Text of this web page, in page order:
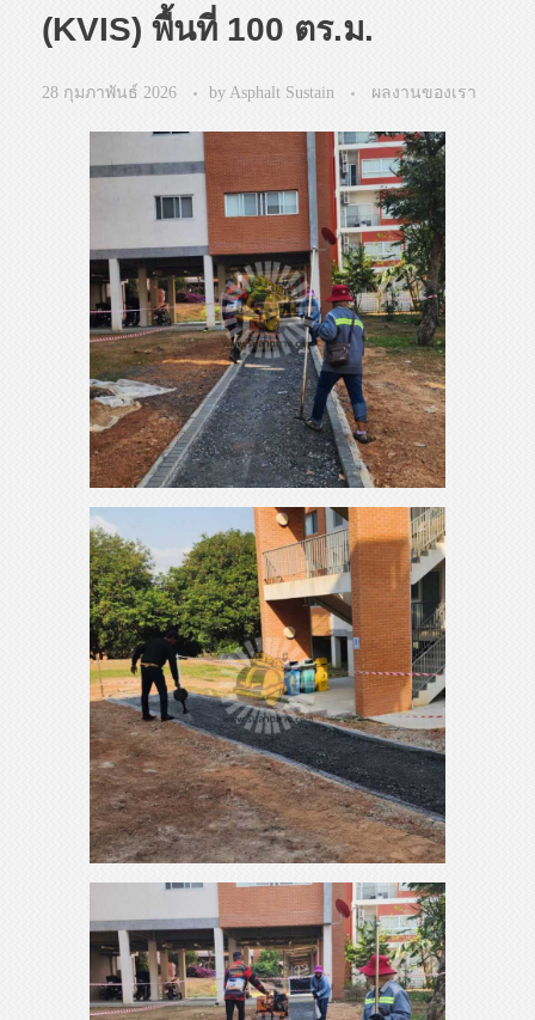
(KVIS) พื้นที่ 100 ตร.ม.
28 กุมภาพันธ์ 2026 by Asphalt Sustain ผลงานของเรา